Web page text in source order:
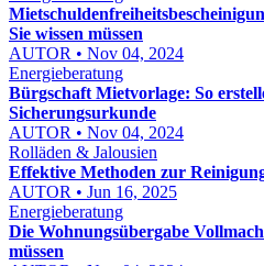
Sie wissen müssen
AUTOR • Nov 04, 2024
Energieberatung
Bürgschaft Mietvorlage: So
Sicherungsurkunde
AUTOR • Nov 04, 2024
Rolläden & Jalousien
Effektive Methoden zur
AUTOR • Jun 16, 2025
Energieberatung
Die Wohnungsübergabe
müssen